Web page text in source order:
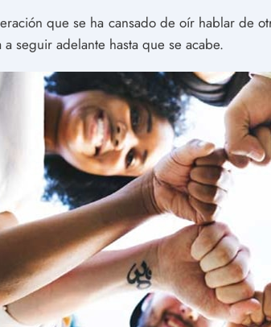
que se ha cansado de oír hablar de
a seguir adelante hasta que se acabe.